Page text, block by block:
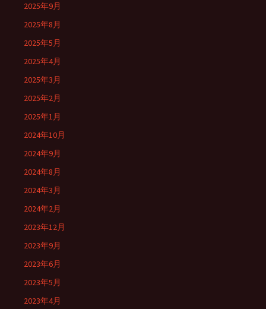
2025年9月
2025年8月
2025年5月
2025年4月
2025年3月
2025年2月
2025年1月
2024年10月
2024年9月
2024年8月
2024年3月
2024年2月
2023年12月
2023年9月
2023年6月
2023年5月
2023年4月